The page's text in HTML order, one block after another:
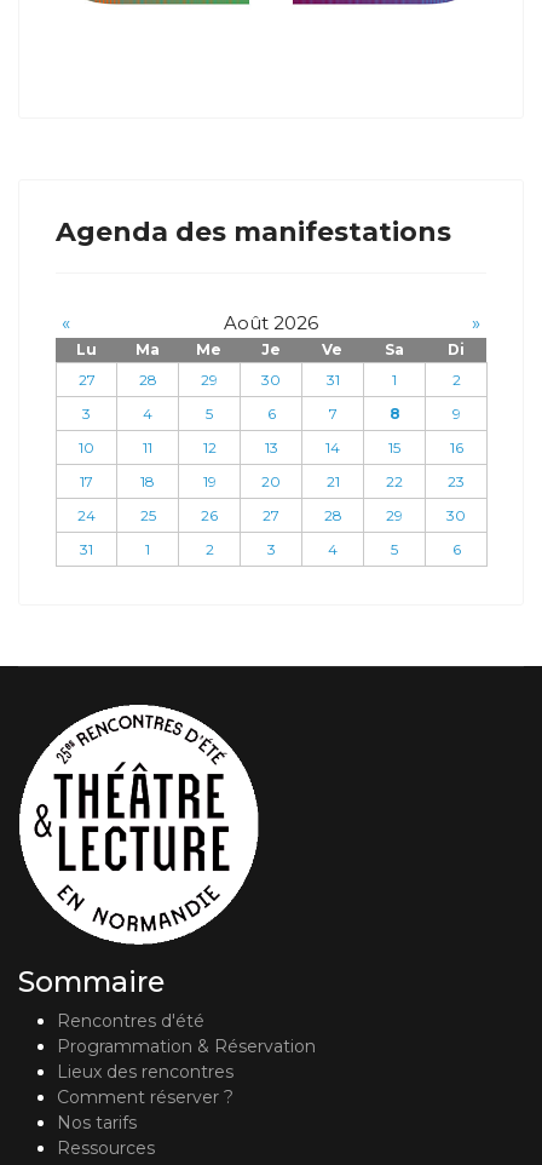
Agenda des manifestations
« Août 2026 »
Lu Ma Me Je Ve Sa
Di
27
28 29 30 31 1
2
3
4 5 6 7 8
9
10
11 12 13 14 15
16
17
18 19 20 21 22
23
24
25 26 27 28 29
30
31
1 2 3 4 5 6
Sommaire
Rencontres d'été
Programmation & Réservation
Lieux des rencontres
Comment réserver ?
Nos tarifs
Ressources